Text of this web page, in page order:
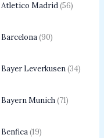
Atletico Madrid 56
90
Leverkusen 34
Munich 71
19